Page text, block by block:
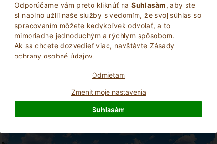
Odporúčame vám preto kliknúť naSuhlasàm, aby ste
si naplno užili naše služby s vedomím, že svoj súhlas so
spracovaním môžete kedykoľvek odvolať, a to
mimoriadne jednoduchým a rýchlym spôsobom.
Ak sa chcete dozvedieť viac, navštà­vteZásady
ochrany osobné údajov.
Odmietam
Zmenit moje nastavenia
Suhlasàm
2Dospelí
0Deti VYHĽADAŤ
Dovolenkový prenájom v lokalite Abruzzo